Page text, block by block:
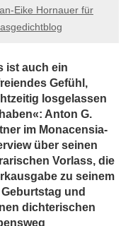
Eike Hornauer für
ist auch ein
Gefühl,
losgelassen
Anton G.
im Monacensia-
über seinen
Vorlass, die
zu seinem
Geburtstag und
dichterischen